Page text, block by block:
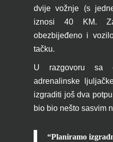
dvije vožnje (s
iznosi 40 KM.
obezbijeđeno i
tačku.
U razgovoru sa
adrenalinske
izgraditi još dva
bio bio nešto sasvim
“Planiramo